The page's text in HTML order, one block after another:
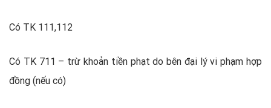
Có TK 111,112
Có TK 711 – trừ khoản tiền phạt do bên đại lý vi phạm hợp
đồng (nếu có)